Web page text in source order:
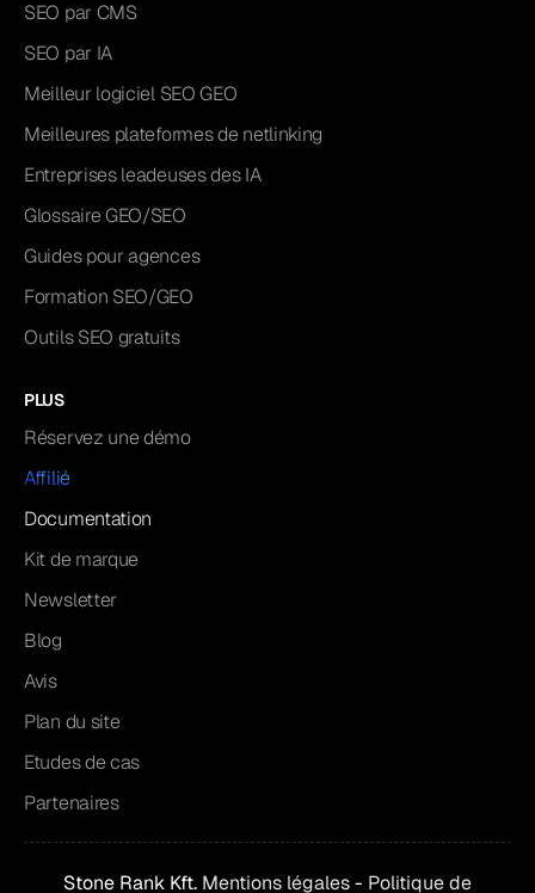
SEO par CMS
SEO par IA
Meilleur logiciel SEO GEO
Meilleures plateformes de netlinking
Entreprises leadeuses des IA
Glossaire GEO/SEO
Guides pour agences
Formation SEO/GEO
Outils SEO gratuits
PLUS
Réservez une démo
Affilié
Documentation
Kit de marque
Newsletter
Blog
Avis
Plan du site
Etudes de cas
Partenaires
Stone Rank Kft. Mentions légales- Politique de